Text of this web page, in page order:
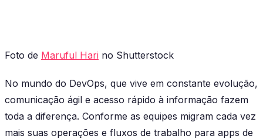
Foto de Maruful Hari no Shutterstock
No mundo do DevOps, que vive em constante evolução,
comunicação ágil e acesso rápido à informação fazem
toda a diferença. Conforme as equipes migram cada vez
mais suas operações e fluxos de trabalho para apps de